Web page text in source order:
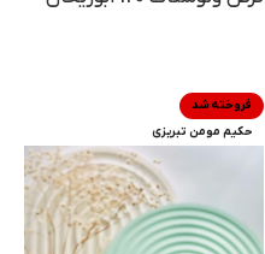
فروخته شد
حکیم مومن تبریزی